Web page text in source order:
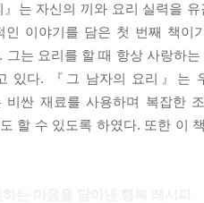
』는 자신의 끼와 요리 실력을
인 이야기를 담은 첫 번째 책이
그는 요리를 할 때 항상 사랑하
있다. 『그 남자의 요리』는
비싼 재료를 사용하며 복잡한
할 수 있도록 하였다. 또한 이